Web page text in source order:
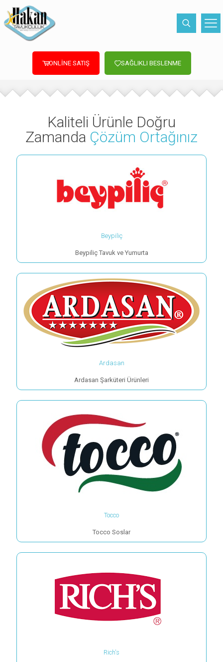
ONLİNE SATIŞ SAĞLIKLI BESLENME
Kaliteli Ürünle Doğru
Zamanda Çözüm Ortağınız
Beypiliç
Beypiliç Tavuk ve Yumurta
Ardasan
Ardasan Şarküteri Ürünleri
Tocco
Tocco Soslar
Rich's